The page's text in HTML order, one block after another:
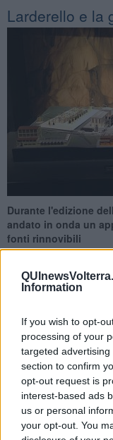
Information
If you wish to opt-
processing of your
targeted
section to confirm
opt-out request is
interest-based ads
us or personal
your opt-out. You
Larderello e la
Durante l'edizione
andato in onda un
fonti rinnovibili
POMARANCE —
riferimento alla
20,30 del Tg2 di
approfondimento
Durante il primo
energetico nazionale
energia elettrica al
14 % della domanda